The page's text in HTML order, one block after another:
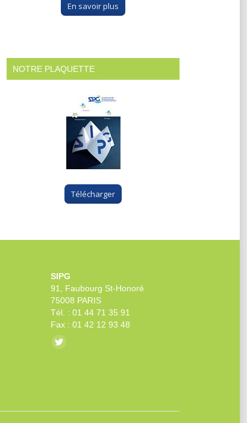
En savoir plus
NOTRE PLAQUETTE
Télécharger
SIPG
91, Faubourg St-Honoré
75008 PARIS
Tél. : 01 44 71 35 91
Fax : 01 42 12 93 48